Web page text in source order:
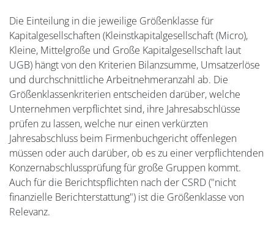
Die Einteilung in die jeweilige Größenklasse für
Kapitalgesellschaften (Kleinstkapitalgesellschaft (Micro),
Kleine, Mittelgroße und Große Kapitalgesellschaft laut
UGB) hängt von den Kriterien Bilanzsumme, Umsatzerlöse
und durchschnittliche Arbeitnehmeranzahl ab. Die
Größenklassenkriterien entscheiden darüber, welche
Unternehmen verpflichtet sind, ihre Jahresabschlüsse
prüfen zu lassen, welche nur einen verkürzten
Jahresabschluss beim Firmenbuchgericht offenlegen
müssen oder auch darüber, ob es zu einer verpflichtenden
Konzernabschlussprüfung für große Gruppen kommt.
Auch für die Berichtspflichten nach der CSRD ("nicht
finanzielle Berichterstattung") ist die Größenklasse von
Relevanz.